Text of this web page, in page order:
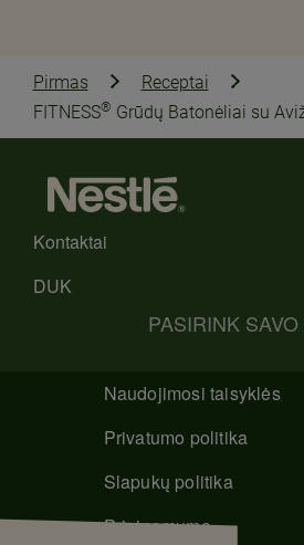
Pirmas
Receptai
FITNESS® Grūdų Batonėliai su
Kontaktai
DUK
PASIRINK
Naudojimosi taisyklės
Privatumo politika
Slapukų politika
Prieinamumo